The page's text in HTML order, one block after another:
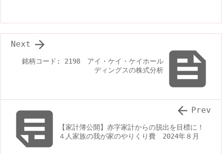

銘柄コード: 2198 アイ・ケイ・ケイホール
ディングスの株式分析

Next

【家計簿公開】赤字家計からの脱出を目標に！
４人家族の我が家のやりくり費 2024年８月
 Prev